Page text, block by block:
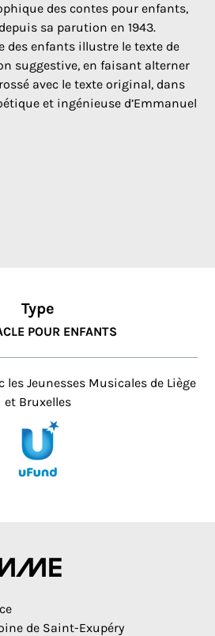
des contes pour enfants,
sa parution en 1943.
des enfants illustre le texte de
suggestive, en faisant alterner
avec le texte original, dans
et ingénieuse d’Emmanuel
Type
POUR ENFANTS
Jeunesses Musicales de Liège
et Bruxelles
de Saint-Exupéry